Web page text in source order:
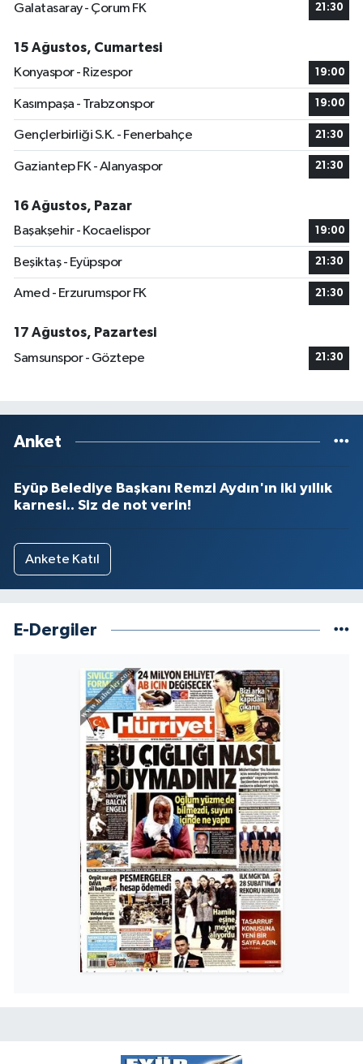
Galatasaray - Çorum FK
21:30
15 Ağustos, Cumartesi
Konyaspor - Rizespor
19:00
Kasımpaşa - Trabzonspor 19:00
Gençlerbirliği S.K. - Fenerbahçe 21:30
Gaziantep FK - Alanyaspor 21:30
16 Ağustos, Pazar
Başakşehir - Kocaelispor
19:00
Beşiktaş - Eyüpspor 21:30
Amed - Erzurumspor FK 21:30
17 Ağustos, Pazartesi
Samsunspor - Göztepe
21:30
Anket
Eyüp Belediye Başkanı Remzi Aydın'ın iki yıllık
karnesi.. Siz de not verin!
Ankete Katıl
E-Dergiler